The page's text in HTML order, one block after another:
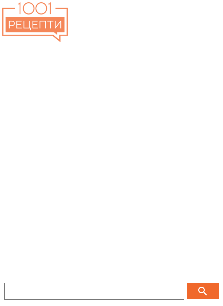
search